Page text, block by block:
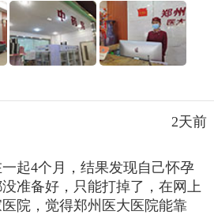
2天前
起4个月，结果发现自己怀孕
准备好，只能打掉了，在网上
院，觉得郑州医大医院能靠